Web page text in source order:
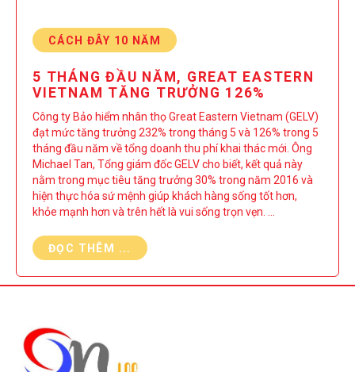
CÁCH ĐÂY 10 NĂM
5 THÁNG ĐẦU NĂM, GREAT EASTERN
VIETNAM TĂNG TRƯỞNG 126%
Công ty Bảo hiểm nhân thọ Great Eastern Vietnam (GELV)
đạt mức tăng trưởng 232% trong tháng 5 và 126% trong 5
tháng đầu năm về tổng doanh thu phí khai thác mới. Ông
Michael Tan, Tổng giám đốc GELV cho biết, kết quả này
nằm trong mục tiêu tăng trưởng 30% trong năm 2016 và
hiện thực hóa sứ mệnh giúp khách hàng sống tốt hơn,
khỏe mạnh hơn và trên hết là vui sống trọn vẹn. …
ĐỌC THÊM ...